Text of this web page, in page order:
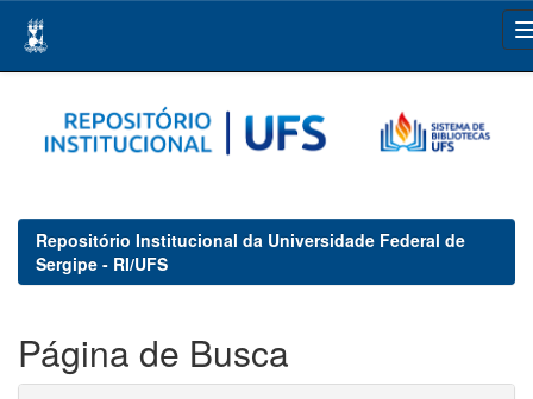
navigation
Repositório Institucional da Universidade Federal de
Sergipe - RI/UFS
Página de Busca